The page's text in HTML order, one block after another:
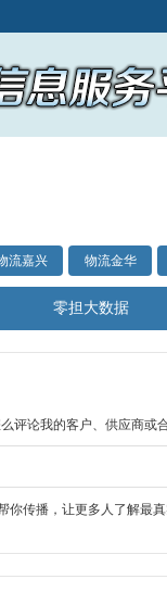
流嘉兴 物流金华
零担大数据
评论我的客户、供应商或
你传播，让更多人了解最